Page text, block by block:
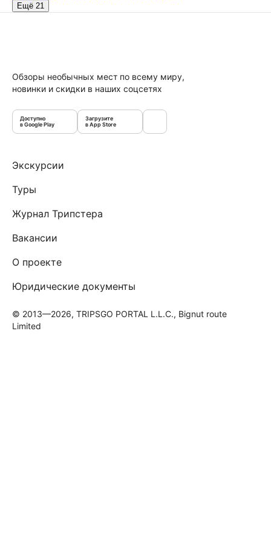
Ещё 21
Обзоры необычных мест по всему миру,
новинки и скидки в наших соцсетях
Доступно
в Google Play
Загрузите
в App Store
Экскурсии
Туры
Журнал Трипстера
Вакансии
О проекте
Юридические документы
© 2013—2026, TRIPSGO PORTAL L.L.C., Bignut route
Limited